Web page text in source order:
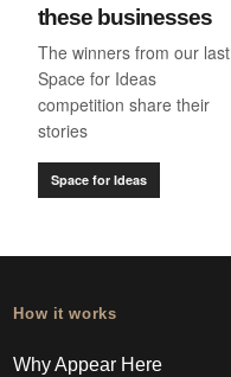
these businesses
The winners from our last
Space for Ideas
competition share their
stories
Space for Ideas
How it works
Why Appear Here